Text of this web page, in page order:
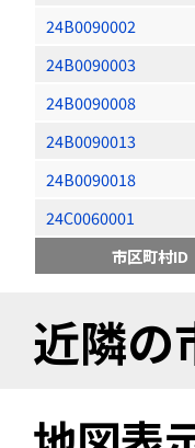
24B0090002
24B0090003
24B0090008
24B0090013
24B0090018
24C0060001
市区町村ID
近隣の